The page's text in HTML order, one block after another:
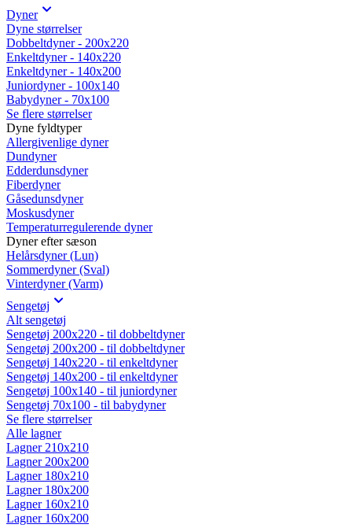
Dyner
Dyne størrelser
Dobbeltdyner - 200x220
Enkeltdyner - 140x220
Enkeltdyner - 140x200
Juniordyner - 100x140
Babydyner - 70x100
Se flere størrelser
Dyne fyldtyper
Allergivenlige dyner
Dundyner
Edderdunsdyner
Fiberdyner
Gåsedunsdyner
Moskusdyner
Temperaturregulerende dyner
Dyner efter sæson
Helårsdyner (Lun)
Sommerdyner (Sval)
Vinterdyner (Varm)
Sengetøj
Alt sengetøj
Sengetøj 200x220 - til dobbeltdyner
Sengetøj 200x200 - til dobbeltdyner
Sengetøj 140x220 - til enkeltdyner
Sengetøj 140x200 - til enkeltdyner
Sengetøj 100x140 - til juniordyner
Sengetøj 70x100 - til babydyner
Se flere størrelser
Alle lagner
Lagner 210x210
Lagner 200x200
Lagner 180x210
Lagner 180x200
Lagner 160x210
Lagner 160x200